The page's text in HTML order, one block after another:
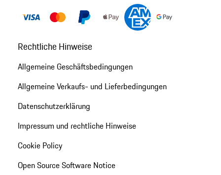
Rechtliche Hinweise
Allgemeine Geschäftsbedingungen
Allgemeine Verkaufs- und Lieferbedingungen
Datenschutzerklärung
Impressum und rechtliche Hinweise
Cookie Policy
Open Source Software Notice